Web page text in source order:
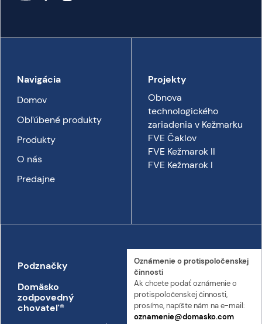
Navigácia
Domov
Obľúbené produkty
Produkty
O nás
Predajne
Projekty
Obnova
technologického
zariadenia v Kežmarku
FVE Čaklov
FVE Kežmarok II
FVE Kežmarok I
Podznačky
Domäsko
zodpovedný
chovateľ®
Kontakt
Kontakt
Prepravný poriadok
Oznámenie o proti­spoločenskej
činnosti
Ak chcete podať oznámenie o
proti­spoločenskej činnosti,
prosíme, napíšte nám na e-mail:
oznamenie@domasko.com